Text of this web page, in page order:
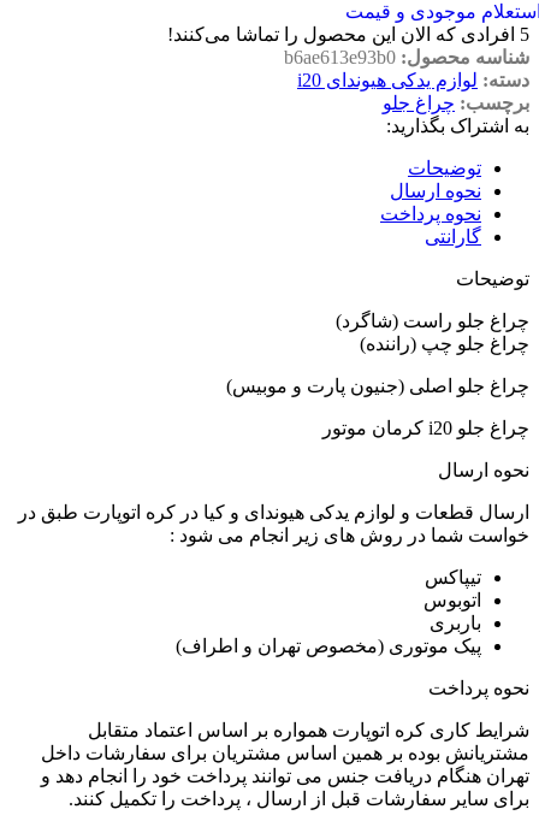
موجودی و قیمت
5 افرادی که الان این محصول را تماشا می‌کنند!
شناسه محصول: b6ae613e93b0
دسته: لوازم یدکی هیوندای i20
برچسب: چراغ جلو
به اشتراک بگذارید:
توضیحات
نحوه ارسال
نحوه پرداخت
گارانتی
توضیحات
چراغ جلو راست (شاگرد)
چراغ جلو چپ (راننده)
چراغ جلو اصلی (جنیون پارت و موبیس)
چراغ جلو i20 کرمان موتور
نحوه ارسال
ارسال قطعات و لوازم یدکی هیوندای و کیا در کره اتوپارت طبق در
خواست شما در روش های زیر انجام می شود :
تیپاکس
اتوبوس
باربری
پیک موتوری (مخصوص تهران و اطراف)
نحوه پرداخت
شرایط کاری کره اتوپارت همواره بر اساس اعتماد متقابل
مشتریانش بوده بر همین اساس مشتریان برای سفارشات داخل
تهران هنگام دریافت جنس می توانند پرداخت خود را انجام دهد و
برای سایر سفارشات قبل از ارسال ، پرداخت را تکمیل کنند.